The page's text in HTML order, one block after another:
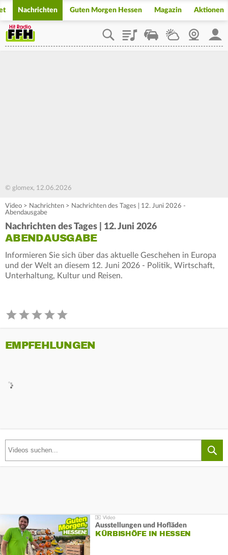
Nachrichten Guten Morgen Hessen Magazin Aktionen
PlaylistStaupilotWetterWebcam
© glomex, 12.06.2026
Video > Nachrichten > Nachrichten des Tages | 12. Juni 2026 -
Abendausgabe
Nachrichten des Tages | 12. Juni 2026
ABENDAUSGABE
Informieren Sie sich über das aktuelle Geschehen in Europa
und der Welt an diesem 12. Juni 2026 - Politik, Wirtschaft,
Unterhaltung, Kultur und Reisen.
EMPFEHLUNGEN
Ausstellungen und Hofläden
KÜRBISHÖFE IN HESSEN